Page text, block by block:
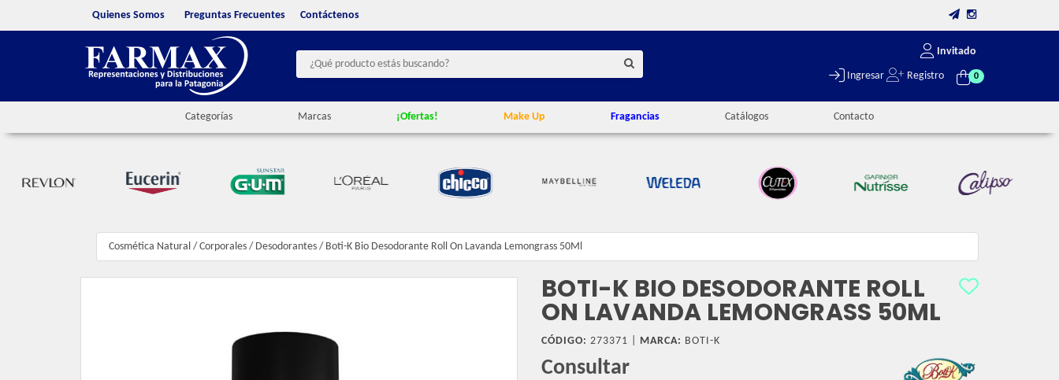
Quienes Somos Preguntas Frecuentes Contáctenos
Invitado
Ingresar Registro 0
Categorías Marcas ¡Ofertas! Make Up Fragancias Catálogos Contacto
Cosmética Natural / Corporales / Desodorantes / Boti-K Bio Desodorante Roll On Lavanda Lemongrass 50Ml
BOTI-K BIO DESODORANTE ROLL
ON LAVANDA LEMONGRASS 50ML
CÓDIGO: 273371 | MARCA: BOTI-K
Consultar